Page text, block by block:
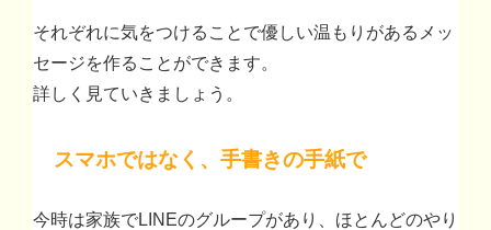
それぞれに気をつけることで優しい温もりがあるメッ
セージを作ることができます。
詳しく見ていきましょう。
スマホではなく、手書きの手紙で
今時は家族でLINEのグループがあり、ほとんどのやり